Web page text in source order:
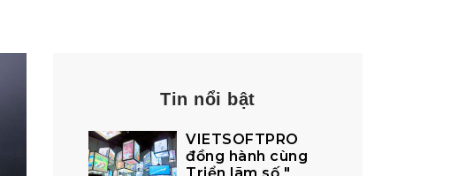
Tin nổi bật
VIETSOFTPRO
đồng hành cùng